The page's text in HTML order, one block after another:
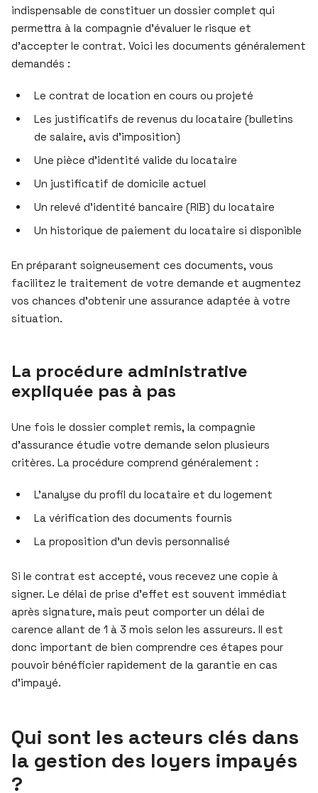
indispensable de constituer un dossier complet qui
permettra à la compagnie d’évaluer le risque et
d’accepter le contrat. Voici les documents généralement
demandés :
Le contrat de location en cours ou projeté
Les justificatifs de revenus du locataire (bulletins
de salaire, avis d’imposition)
Une pièce d’identité valide du locataire
Un justificatif de domicile actuel
Un relevé d’identité bancaire (RIB) du locataire
Un historique de paiement du locataire si disponible
En préparant soigneusement ces documents, vous
facilitez le traitement de votre demande et augmentez
vos chances d’obtenir une assurance adaptée à votre
situation.
La procédure administrative
expliquée pas à pas
Une fois le dossier complet remis, la compagnie
d’assurance étudie votre demande selon plusieurs
critères. La procédure comprend généralement :
L’analyse du profil du locataire et du logement
La vérification des documents fournis
La proposition d’un devis personnalisé
Si le contrat est accepté, vous recevez une copie à
signer. Le délai de prise d’effet est souvent immédiat
après signature, mais peut comporter un délai de
carence allant de 1 à 3 mois selon les assureurs. Il est
donc important de bien comprendre ces étapes pour
pouvoir bénéficier rapidement de la garantie en cas
d’impayé.
Qui sont les acteurs clés dans
la gestion des loyers impayés
?